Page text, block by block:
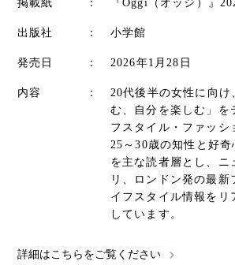
掲載紙 ： 『Oggi（オッジ）』
出版社 ： 小学館
発売日 ： 2026年1月28日
内容 ： 20代後半の女性に向け
む、自分を楽しむ」を
フスタイル・ファッシ
25～30歳の知性と好
を主な読者層とし、ニ
リ、ロンドン発の最新
イフスタイル情報をリ
しています。
詳細はこちらをご覧ください